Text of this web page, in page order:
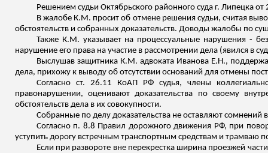
Решением судьи Октябрьского районного суда г. Липецка
В жалобе К.М. просит об отмене решения судьи, считая
обстоятельств и собранных доказательств. Доводы жалобы по
Также К.М. указывает на процессуальные нарушения -
нарушение его права на участие в рассмотрении дела (явился в
Выслушав защитника К.М. адвоката Иванова Е.Н.,
дела, прихожу к выводу об отсутствии оснований для отмены
Согласно ст. 26.11 КоАП РФ судья, члены
правонарушении, оценивают доказательства по своему
обстоятельств дела в их совокупности.
Собранные по делу доказательства не оставляют
Согласно п. 8.8 Правил дорожного движения РФ, при
уступить дорогу встречным транспортным средствам и трамваю
Если при развороте вне перекрестка ширина проезжей